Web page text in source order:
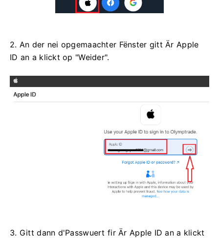
2. An der nei opgemaachter Fënster gitt Är Apple
ID an a klickt op "Weider".
3. Gitt dann d'Passwuert fir Är Apple ID an a klickt